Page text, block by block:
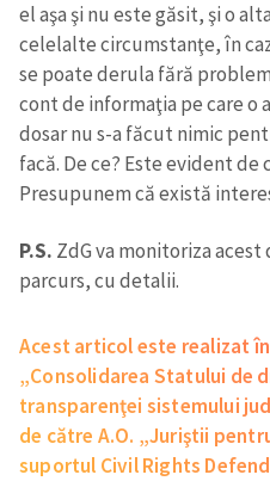
el aşa şi nu este găsit, şi o
celelalte circumstanţe, în
se poate derula fără
cont de informaţia pe care o
dosar nu s-a făcut nimic
facă. De ce? Este evident de
Presupunem că există
P.S. ZdG va monitoriza acest
parcurs, cu detalii.
Acest articol este realizat
„Consolidarea Statului de
transparenţei sistemului
de către A.O. „Juriştii
suportul Civil Rights